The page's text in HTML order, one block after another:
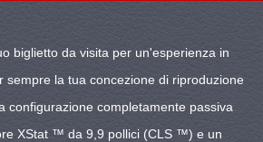
biglietto da visita per un'esperienza in
sempre la tua concezione di riproduzione
configurazione completamente passiva
XStat ™ da 9,9 pollici (CLS ™) e un